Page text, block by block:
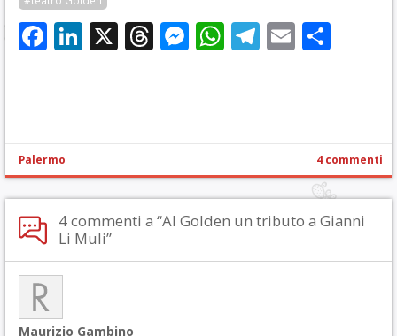
Facebook
LinkedIn
X Threads
Messenger
WhatsApp
Telegram
Email
Palermo 4 commenti
4 commenti a “Al Golden un tributo a Gianni
Li Muli”
Maurizio Gambino